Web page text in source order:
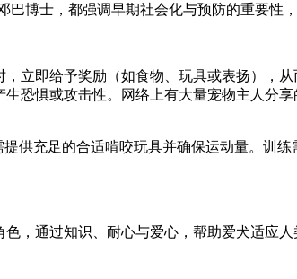
博士，都强调早期社会化与预防的重要性
即给予奖励（如食物、玩具或表扬），
恐惧或攻击性。网络上有大量宠物主人分
充足的合适啃咬玩具并确保运动量。训练
通过知识、耐心与爱心，帮助爱犬适应人